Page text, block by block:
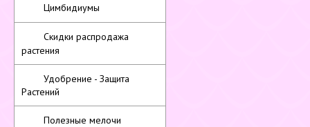
Цимбидиумы
Скидки распродажа
растения
Удобрение - Защита
Растений
Полезные мелочи